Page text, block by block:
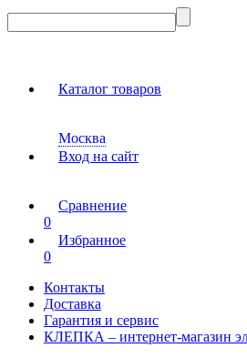
Каталог товаров
Москва
Вход на сайт
Сравнение
0
Избранное
0
Контакты
Доставка
Гарантия и сервис
КЛЕПКА – интернет-магазин